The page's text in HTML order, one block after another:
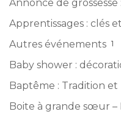
Annonce de grossesse
Apprentissages : clés
Autres événements 1
Baby shower :
Baptême : Tradition
Boite à grande sœur –